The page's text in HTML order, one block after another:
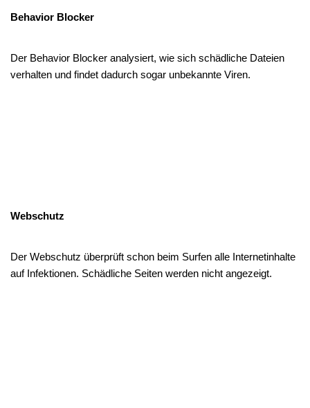
Behavior Blocker
Der Behavior Blocker analysiert, wie sich schädliche Dateien
verhalten und findet dadurch sogar unbekannte Viren.
Webschutz
Der Webschutz überprüft schon beim Surfen alle Internetinhalte
auf Infektionen. Schädliche Seiten werden nicht angezeigt.